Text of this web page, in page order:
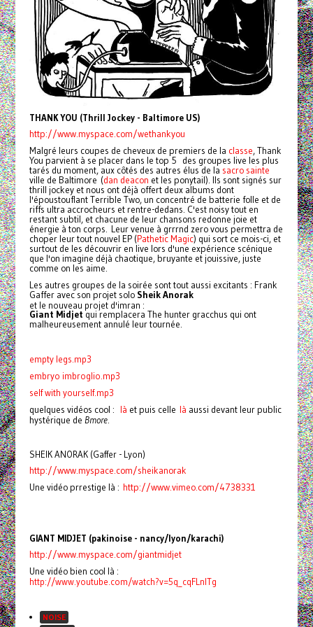
THANK YOU (Thrill Jockey - Baltimore US)
http://www.myspace.com/wethankyou
Malgré leurs coupes de cheveux de premiers de la classe, Thank
You parvient à se placer dans le top 5 des groupes live les plus
tarés du moment, aux côtés des autres élus de la sacro sainte
ville de Baltimore (dan deacon et les ponytail). Ils sont signés sur
thrill jockey et nous ont déjà offert deux albums dont
l'époustouflant Terrible Two, un concentré de batterie folle et de
riffs ultra accrocheurs et rentre-dedans. C'est noisy tout en
restant subtil, et chacune de leur chansons redonne joie et
énergie à ton corps. Leur venue à grrrnd zero vous permettra de
choper leur tout nouvel EP (Pathetic Magic) qui sort ce mois-ci, et
surtout de les découvrir en live lors d'une expérience scénique
que l'on imagine déjà chaotique, bruyante et jouissive, juste
comme on les aime.
Les autres groupes de la soirée sont tout aussi excitants : Frank
Gaffer avec son projet solo Sheik Anorak
et le nouveau projet d'imran :
Giant Midjet qui remplacera The hunter gracchus qui ont
malheureusement annulé leur tournée.
empty legs.mp3
embryo imbroglio.mp3
self with yourself.mp3
quelques vidéos cool : là et puis celle là aussi devant leur public
hystérique de Bmore.
SHEIK ANORAK (Gaffer - Lyon)
http://www.myspace.com/sheikanorak
Une vidéo prrestige là : http://www.vimeo.com/4738331
GIANT MIDJET (pakinoise - nancy/lyon/karachi)
http://www.myspace.com/giantmidjet
Une vidéo bien cool là :
http://www.youtube.com/watch?v=5q_cqFLnITg
NOISE